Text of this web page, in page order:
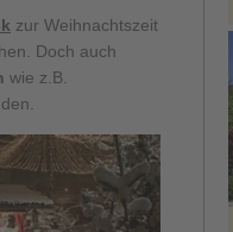
zur Weihnachtszeit
Doch auch
wie z.B.